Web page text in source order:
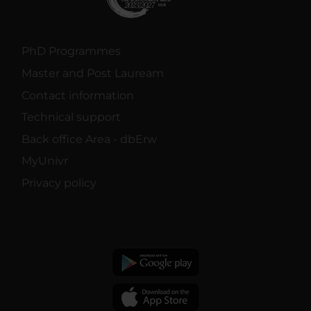
PhD Programmes
Master and Post Lauream
Contact information
Technical support
Back office Area - dbErw
MyUnivr
Privacy policy